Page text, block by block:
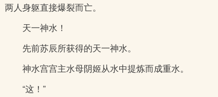
两人身躯直接爆裂而亡。
天一神水！
先前苏辰所获得的天一神水。
神水宫宫主水母阴姬从水中提炼而成重水。
“这！”